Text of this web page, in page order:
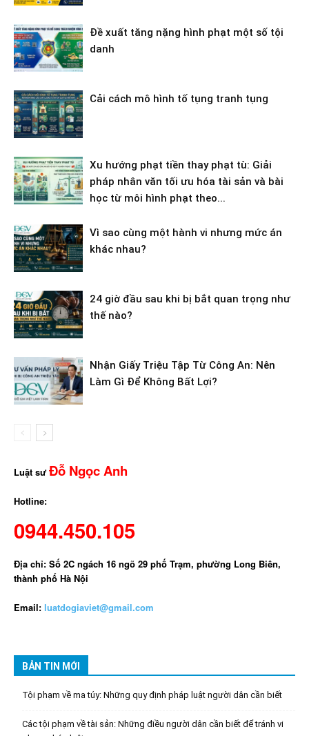
Đề xuất tăng nặng hình phạt một số tội
danh
Cải cách mô hình tố tụng tranh tụng
Xu hướng phạt tiền thay phạt tù: Giải
pháp nhân văn tối ưu hóa tài sản và bài
học từ môi hình phạt theo...
Vì sao cùng một hành vi nhưng mức án
khác nhau?
24 giờ đầu sau khi bị bắt quan trọng như
thế nào?
Nhận Giấy Triệu Tập Từ Công An: Nên
Làm Gì Để Không Bất Lợi?
Luật sưĐỗ Ngọc Anh
Hotline:
0944.450.105
Địa chỉ: Số 2C ngách 16 ngõ 29 phố Trạm, phường Long Biên,
thành phố Hà Nội
Email: luatdogiaviet@gmail.com
BẢN TIN MỚI
Tội phạm về ma túy: Những quy định pháp luật người dân cần biết
Các tội phạm về tài sản: Những điều người dân cần biết để tránh vi